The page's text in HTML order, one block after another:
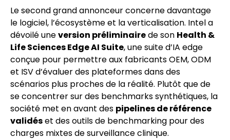
Le second grand annonceur concerne davantage
le logiciel, l’écosystème et la verticalisation. Intel a
dévoilé uneversion préliminairede son Health &
Life Sciences Edge AI Suite, une suite d’IA edge
conçue pour permettre aux fabricants OEM, ODM
et ISV d’évaluer des plateformes dans des
scénarios plus proches de la réalité. Plutôt que de
se concentrer sur des benchmarks synthétiques, la
société met en avant des pipelines de référence
validéset des outils de benchmarking pour des
charges mixtes de surveillance clinique.